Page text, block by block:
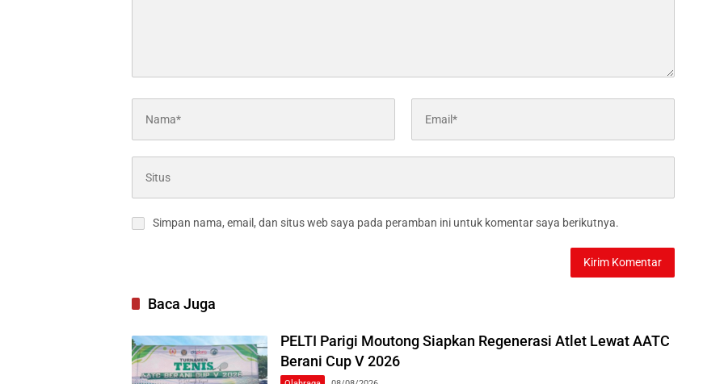
Simpan nama, email, dan situs web saya pada peramban ini untuk komentar saya berikutnya.
Baca Juga
PELTI Parigi Moutong Siapkan Regenerasi Atlet Lewat AATC
Berani Cup V 2026